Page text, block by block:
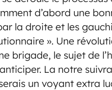
d’abord une
la droite et les
». Une
brigade, le sujet de
La notre suivra
un voyant extra